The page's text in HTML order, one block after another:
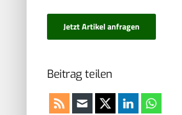
Jetzt Artikel anfragen
Beitrag teilen